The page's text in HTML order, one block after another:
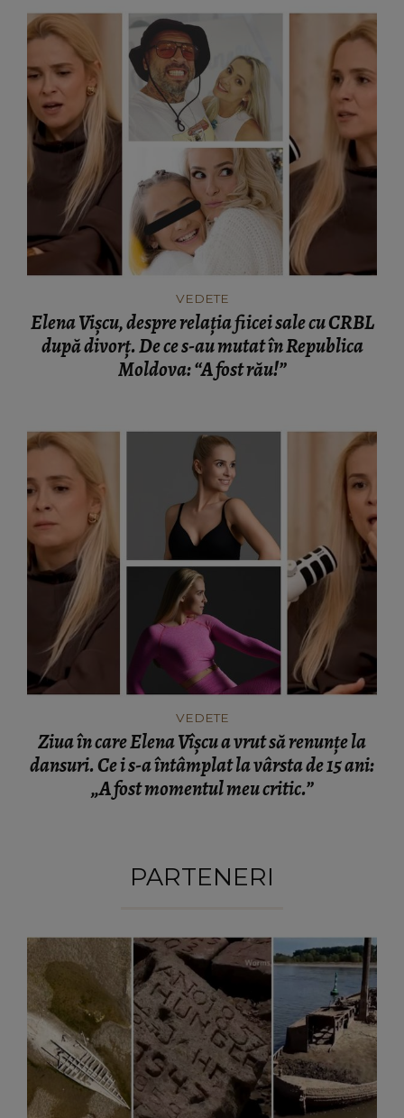
VEDETE
Elena Vișcu, despre relația fiicei sale cu CRBL
după divorț. De ce s-au mutat în Republica
Moldova: “A fost rău!”
VEDETE
Ziua în care Elena Vîșcu a vrut să renunțe la
dansuri. Ce i s-a întâmplat la vârsta de 15 ani:
„A fost momentul meu critic.”
PARTENERI